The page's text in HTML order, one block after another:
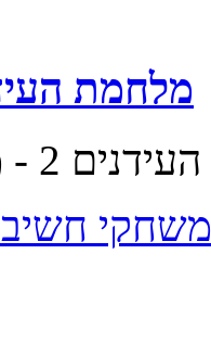
מלחמת
משחקי